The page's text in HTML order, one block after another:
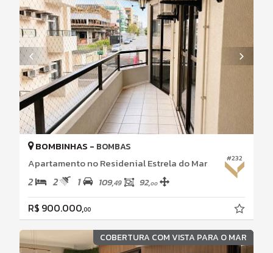
#232
BOMBINHAS - BOMBAS
Apartamento no Residenial Estrela do Mar
2 2 1 109,49 92,00
R$ 900.000,00
COBERTURA COM VISTA PARA O MAR